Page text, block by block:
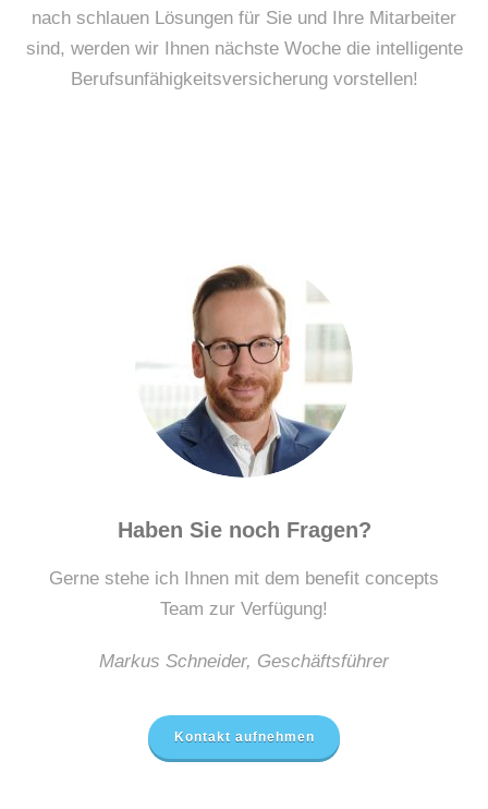
nach schlauen Lösungen für Sie und Ihre Mitarbeiter
sind, werden wir Ihnen nächste Woche die intelligente
Berufsunfähigkeitsversicherung vorstellen!
Haben Sie noch Fragen?
Gerne stehe ich Ihnen mit dem benefit concepts
Team zur Verfügung!
Markus Schneider, Geschäftsführer
Kontakt aufnehmen